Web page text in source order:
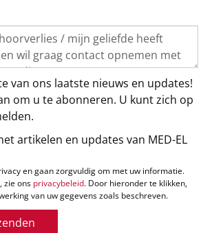
van ons laatste nieuws en updates!
om u te abonneren. U kunt zich op
artikelen en updates van MED-EL
en gaan zorgvuldig om met uw informatie.
zie ons privacybeleid. Door hieronder te klikken,
van uw gegevens zoals beschreven.